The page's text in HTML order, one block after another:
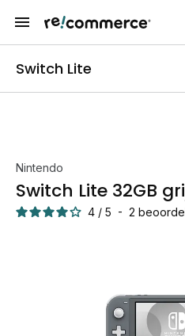
Switch Lite
Nintendo
Switch Lite 32GB
4 / 5 - 2